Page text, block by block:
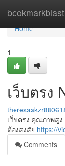
bookmarkblast
Home
Home
1
เว็บตรง
เว็บตรง คุณภาพสู
ต้องสงสัย https://
Comments